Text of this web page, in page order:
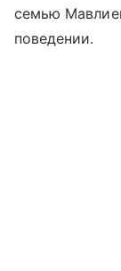
семью
поведении.